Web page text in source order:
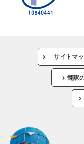
サイトマ
翻訳